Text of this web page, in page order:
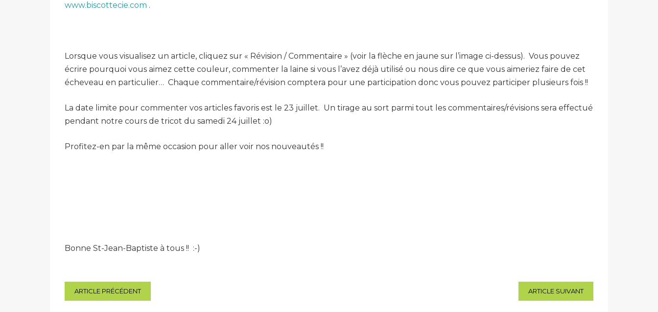
www.biscottecie.com .
Lorsque vous visualisez un article, cliquez sur « Révision / Commentaire » (voir la flèche en jaune sur l’image ci-dessus). Vous pouvez
écrire pourquoi vous aimez cette couleur, commenter la laine si vous l’avez déjà utilisé ou nous dire ce que vous aimeriez faire de cet
écheveau en particulier… Chaque commentaire/révision comptera pour une participation donc vous pouvez participer plusieurs fois !!
La date limite pour commenter vos articles favoris est le 23 juillet. Un tirage au sort parmi tout les commentaires/révisions sera effectué
pendant notre cours de tricot du samedi 24 juillet :o)
Profitez-en par la même occasion pour aller voir nos nouveautés !!
Bonne St-Jean-Baptiste à tous !! :-)
Navigation
ARTICLE PRÉCÉDENT ARTICLE SUIVANT